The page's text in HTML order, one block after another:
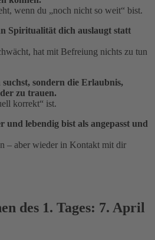
wenn du „noch nicht so weit“ bist.
Spiritualität dich auslaugt statt
hat mit Befreiung nichts zu tun
sondern die Erlaubnis,
zu trauen.
korrekt“ ist.
lebendig bist als angepasst und
– aber wieder in Kontakt mit dir
des 1. Tages: 7. April